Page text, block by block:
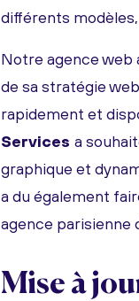
différents
Notre agence web
de sa stratégie
rapidement et
Services a
graphique et
a du également
agence parisienne
Mise à